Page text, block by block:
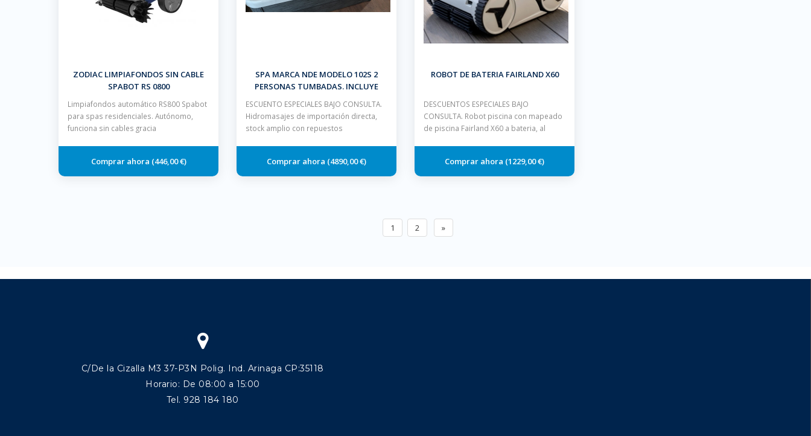
ZODIAC LIMPIAFONDOS SIN CABLE
SPABOT RS 0800
Limpiafondos automático RS800 Spabot
para spas residenciales. Autónomo,
funciona sin cables gracia
446,00 €
SPA MARCA NDE MODELO 102S 2
PERSONAS TUMBADAS. INCLUYE
ESCUENTO ESPECIALES BAJO CONSULTA.
Hidromasajes de importación directa,
stock amplio con repuestos
4890,00 €
ROBOT DE BATERIA FAIRLAND X60
DESCUENTOS ESPECIALES BAJO
CONSULTA. Robot piscina con mapeado
de piscina Fairland X60 a bateria, al
1229,00 €
1 2 »
C/De la Cizalla M3 37-P3N Polig. Ind. Arinaga CP:35118
Horario: De 08:00 a 15:00
Tel. 928 184 180